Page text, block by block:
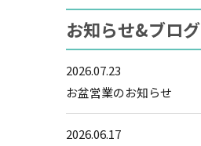
お知らせ&ブログ
2026.07.23
お盆営業のお知らせ
2026.06.17